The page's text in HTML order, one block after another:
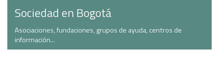
Sociedad en Bogotá
Asociaciones, fundaciones, grupos de ayuda, centros de
información...